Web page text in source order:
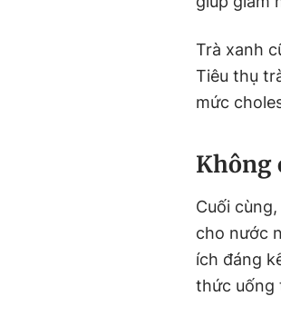
Trà xanh
Tiêu thụ
mức
Không
Cuối
cho nước
ích đáng
thức uống